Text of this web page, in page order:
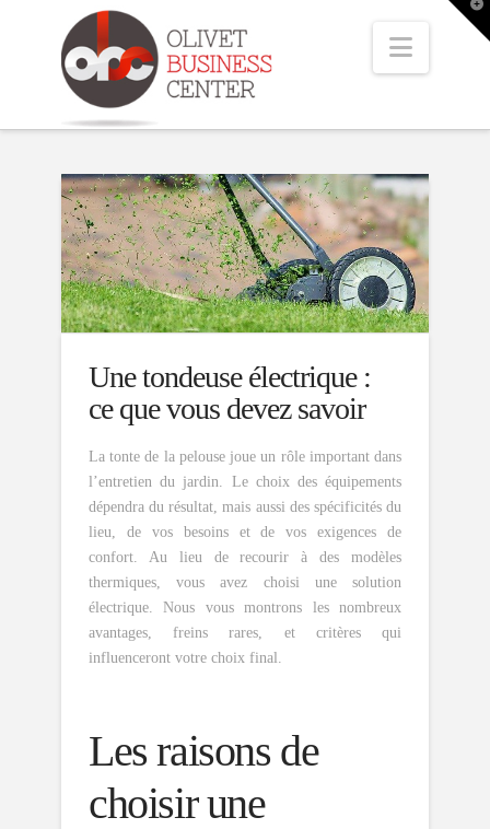
Une tondeuse électrique :
ce que vous devez savoir
La tonte de la pelouse joue un rôle important dans
l’entretien du jardin. Le choix des équipements
dépendra du résultat, mais aussi des spécificités du
lieu, de vos besoins et de vos exigences de
confort. Au lieu de recourir à des modèles
thermiques, vous avez choisi une solution
électrique. Nous vous montrons les nombreux
avantages, freins rares, et critères qui
influenceront votre choix final.
Les raisons de
choisir une